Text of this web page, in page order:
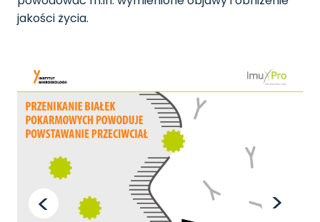
jakości życia.